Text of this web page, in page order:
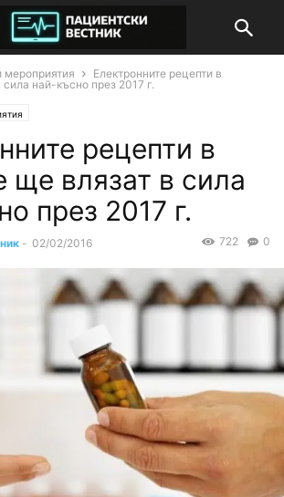
мероприятия
Електронните рецепти в
сила най-късно през 2017 г.
рецепти в
ще влязат в сила
през 2017 г.
- 02/02/2016 0
722